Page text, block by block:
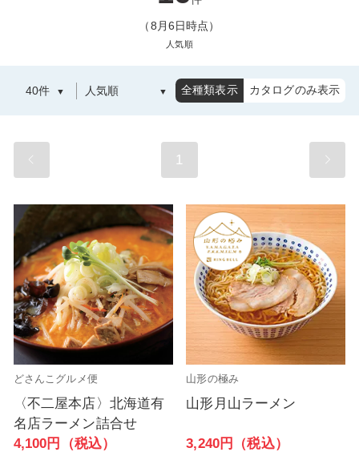
（8月6日時点）
人気順
全種類表示 カタログのみ表示
1
どさんこグルメ便
〈不二屋本店〉北海道有
名店ラーメン詰合せ
4,100円（税込）
山形の極み
山形月山ラーメン
3,240円（税込）